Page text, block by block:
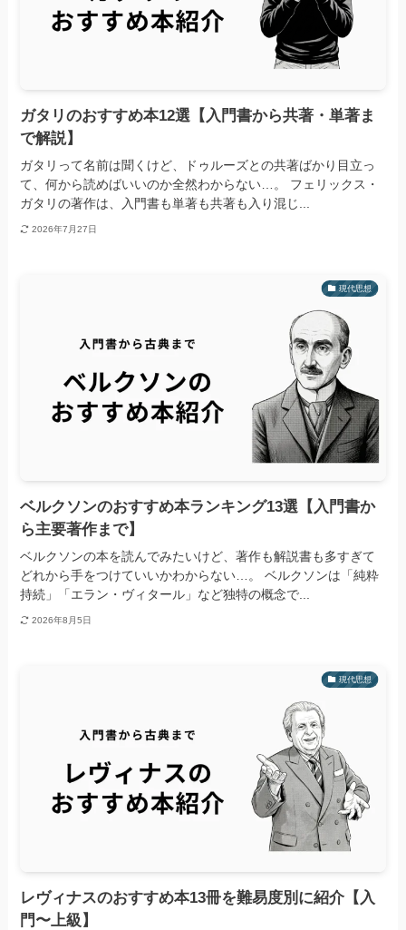
ガタリのおすすめ本12選【入門書から共著・単著ま
で解説】
ガタリって名前は聞くけど、ドゥルーズとの共著ばかり目立っ
て、何から読めばいいのか全然わからない…。 フェリックス・
ガタリの著作は、入門書も単著も共著も入り混じ...
2026年7月27日
現代思想
ベルクソンのおすすめ本ランキング13選【入門書か
ら主要著作まで】
ベルクソンの本を読んでみたいけど、著作も解説書も多すぎて
どれから手をつけていいかわからない…。 ベルクソンは「純粋
持続」「エラン・ヴィタール」など独特の概念で...
2026年8月5日
現代思想
レヴィナスのおすすめ本13冊を難易度別に紹介【入
門〜上級】